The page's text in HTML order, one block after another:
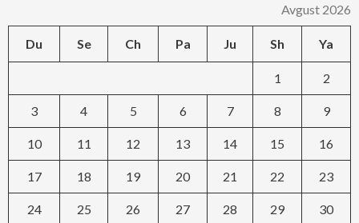
Avgust 2026
Du Se Ch Pa Ju Sh Ya
1 2
3 4 5 6 7 8 9
10 11 12 13 14 15 16
17 18 19 20 21 22 23
24 25 26 27 28 29 30